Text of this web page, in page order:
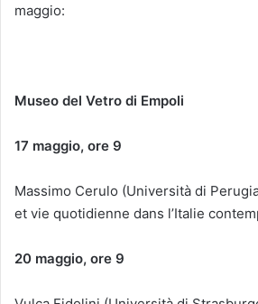
maggio:
Museo del Vetro di Empoli
17 maggio, ore 9
Massimo Cerulo (Università di
et vie quotidienne dans l’Italie
20 maggio, ore 9